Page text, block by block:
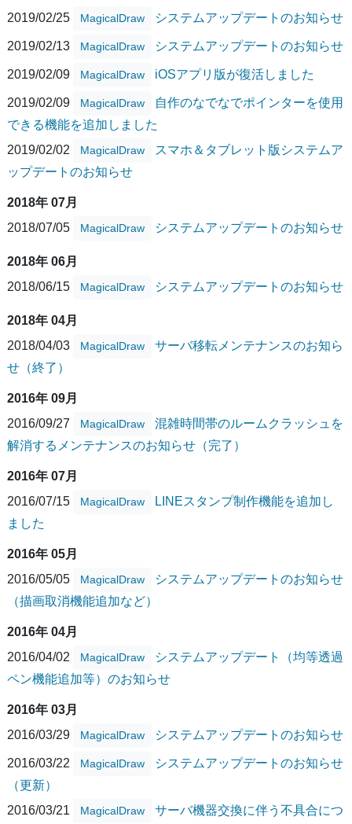
2019/02/25
MagicalDraw システムアップデートのお知らせ
2019/02/13 MagicalDraw システムアップデートのお知らせ
2019/02/09 MagicalDraw iOSアプリ版が復活しました
2019/02/09 MagicalDraw
自作のなでなでポインターを使用
できる機能を追加しました
2019/02/02
MagicalDraw
スマホ＆タブレット版システムア
ップデートのお知らせ
2018年 07月
2018/07/05
MagicalDraw システムアップデートのお知らせ
2018年 06月
2018/06/15
MagicalDraw システムアップデートのお知らせ
2018年 04月
2018/04/03
MagicalDraw
サーバ移転メンテナンスのお知ら
せ（終了）
2016年 09月
2016/09/27
MagicalDraw
混雑時間帯のルームクラッシュを
解消するメンテナンスのお知らせ（完了）
2016年 07月
2016/07/15
MagicalDraw
LINEスタンプ制作機能を追加し
ました
2016年 05月
2016/05/05
MagicalDraw
システムアップデートのお知らせ
（描画取消機能追加など）
2016年 04月
2016/04/02
MagicalDraw
システムアップデート（均等透過
ペン機能追加等）のお知らせ
2016年 03月
2016/03/29
MagicalDraw システムアップデートのお知らせ
2016/03/22 MagicalDraw
システムアップデートのお知らせ
（更新）
2016/03/21
MagicalDraw
サーバ機器交換に伴う不具合につ